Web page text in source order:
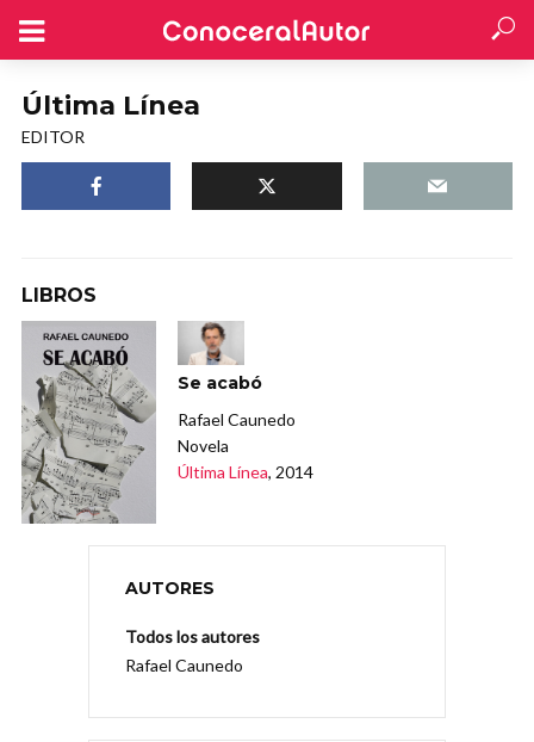
Última Línea
EDITOR
LIBROS
Se acabó
Rafael Caunedo
Novela
Última Línea, 2014
AUTORES
Todos los autores
Rafael Caunedo